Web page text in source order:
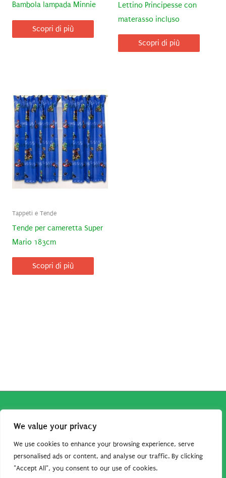
We value your privacy
We use cookies to enhance your browsing experience, serve
personalised ads or content, and analyse our traffic. By clicking
"Accept All", you consent to our use of cookies.
Bambola lampada Minnie
Scopri di più
Lettino Principesse con
materasso incluso
Scopri di più
Tappeti e Tende
Tende per cameretta Super
Mario 183cm
Scopri di più
associato Amazon percepisce dei ricavi da acquisti idonei.
Tutti i guadagni sono direttamente reinvestiti in questo sito
per continuare a condividere tutorial e risorse per gli amanti
dei cartoon. Grazie per il vostro sostegno!